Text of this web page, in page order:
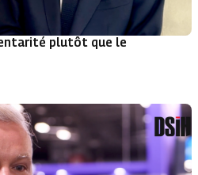
plutôt que le